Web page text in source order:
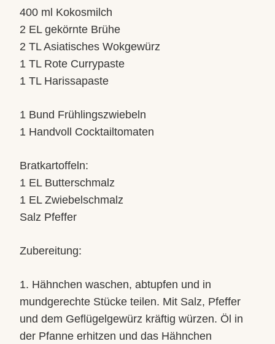
400 ml Kokosmilch
2 EL gekörnte Brühe
2 TL Asiatisches Wokgewürz
1 TL Rote Currypaste
1 TL Harissapaste
1 Bund Frühlingszwiebeln
1 Handvoll Cocktailtomaten
Bratkartoffeln:
1 EL Butterschmalz
1 EL Zwiebelschmalz
Salz Pfeffer
Zubereitung:
1. Hähnchen waschen, abtupfen und in
mundgerechte Stücke teilen. Mit Salz, Pfeffer
und dem Geflügelgewürz kräftig würzen. Öl in
der Pfanne erhitzen und das Hähnchen